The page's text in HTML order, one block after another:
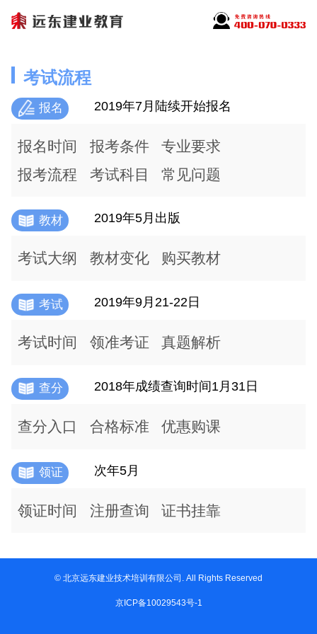
考试流程
报名 2019年7月陆续开始报名
报名时间 报考条件
专业要求
报考流程
考试科目 常见问题
教材 2019年5月出版
考试大纲 教材变化 购买教材
考试 2019年9月21-22日
考试时间 领准考证 真题解析
查分 2018年成绩查询时间1月31日
查分入口 合格标准 优惠购课
领证 次年5月
领证时间 注册查询 证书挂靠
© 北京远东建业技术培训有限公司. All Rights Reserved
京ICP备10029543号-1